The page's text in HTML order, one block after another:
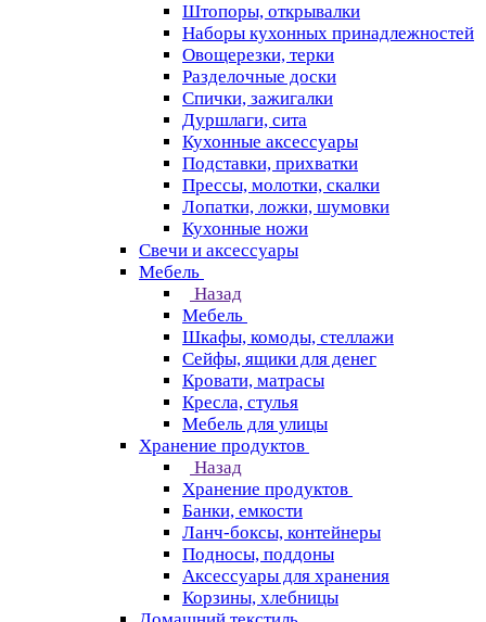
Штопоры, открывалки
Наборы кухонных принадлежностей
Овощерезки, терки
Разделочные доски
Спички, зажигалки
Дуршлаги, сита
Кухонные аксессуары
Подставки, прихватки
Прессы, молотки, скалки
Лопатки, ложки, шумовки
Кухонные ножи
Свечи и аксессуары
Мебель
Назад
Мебель
Шкафы, комоды, стеллажи
Сейфы, ящики для денег
Кровати, матрасы
Кресла, стулья
Мебель для улицы
Хранение продуктов
Назад
Хранение продуктов
Банки, емкости
Ланч-боксы, контейнеры
Подносы, поддоны
Аксессуары для хранения
Корзины, хлебницы